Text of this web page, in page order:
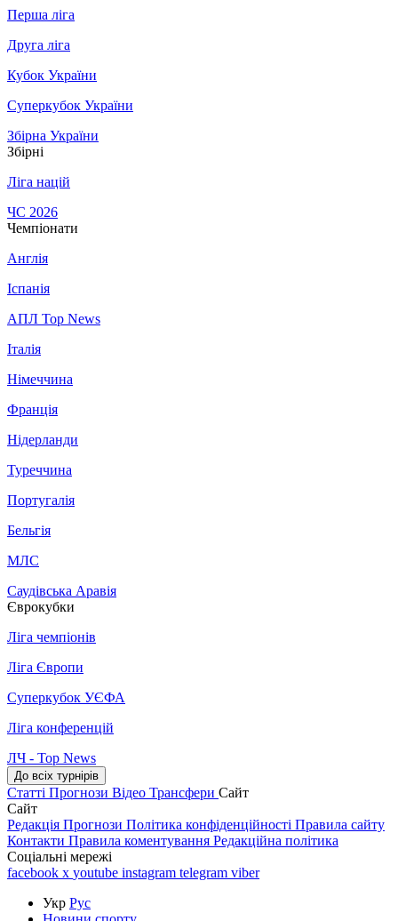
Перша ліга
Друга ліга
Кубок України
Суперкубок України
Збірна України
Збірні
Ліга націй
ЧС 2026
Чемпіонати
Англія
Іспанія
АПЛ Top News
Італія
Німеччина
Франція
Нідерланди
Туреччина
Португалія
Бельгія
МЛС
Саудівська Аравія
Єврокубки
Ліга чемпіонів
Ліга Європи
Суперкубок УЄФА
Ліга конференцій
ЛЧ - Top News
До всіх турнірів
Статті Прогнози Відео Трансфери Сайт
Сайт
Редакція Прогнози Політика конфіденційності Правила сайту
Контакти Правила коментування Редакційна політика
Соціальні мережі
facebook x youtube instagram telegram viber
Укр Рус